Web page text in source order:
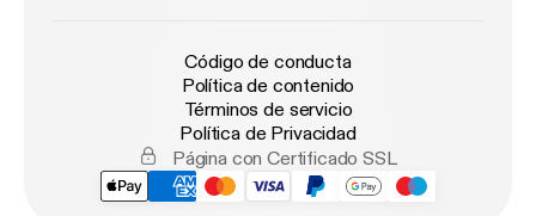
Código de conducta
Política de contenido
Términos de servicio
Política de Privacidad
Página con Certificado SSL